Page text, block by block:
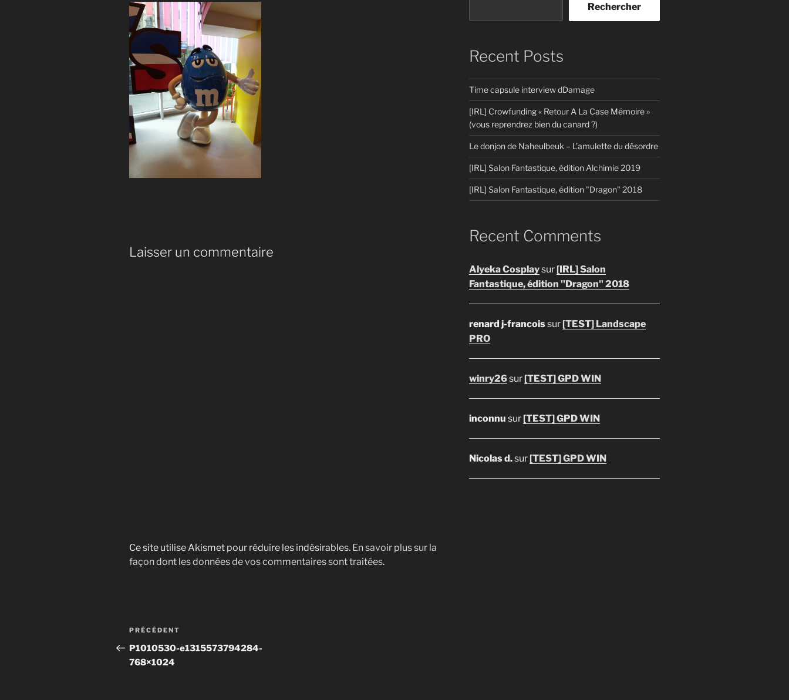
Laisser un commentaire
Ce site utilise Akismet pour réduire les indésirables. En savoir plus sur la
façon dont les données de vos commentaires sont traitées.
Navigation
de
l’article
Article
précédent
PRÉCÉDENT
P1010530-e1315573794284-
768×1024
Rechercher
Recent Posts
Time capsule interview dDamage
[IRL] Crowfunding « Retour A La Case Mémoire »
(vous reprendrez bien du canard ?)
Le donjon de Naheulbeuk – L’amulette du désordre
[IRL] Salon Fantastique, édition Alchimie 2019
[IRL] Salon Fantastique, édition "Dragon" 2018
Recent Comments
Alyeka Cosplaysur [IRL] Salon
Fantastique, édition "Dragon" 2018
renard j-francoissur [TEST] Landscape
PRO
winry26sur [TEST] GPD WIN
inconnu sur [TEST] GPD WIN
Nicolas d.sur [TEST] GPD WIN